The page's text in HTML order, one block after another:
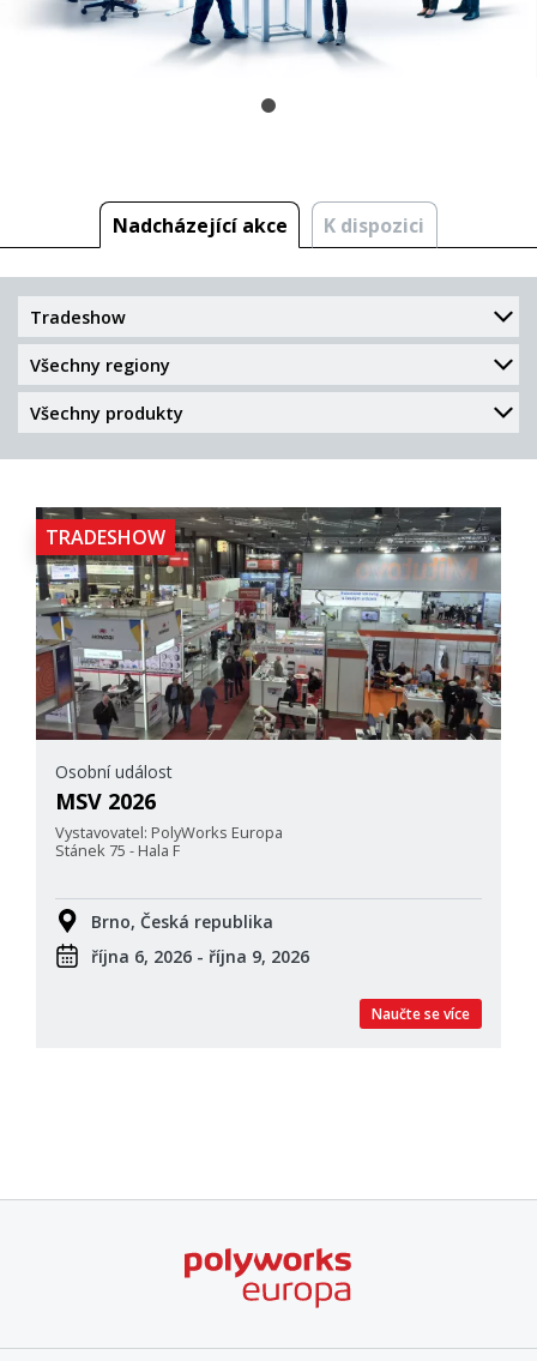
Nadcházející akce K dispozici
TRADESHOW
Osobní událost
MSV 2026
Vystavovatel: PolyWorks Europa
Stánek 75 - Hala F
Brno, Česká republika
října 6, 2026 - října 9, 2026
Naučte se více